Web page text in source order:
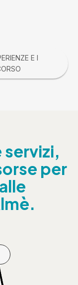
E I
per